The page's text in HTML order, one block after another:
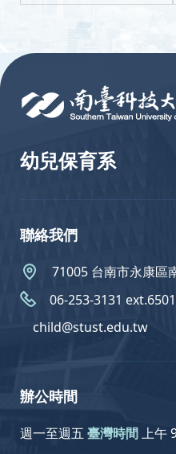
幼兒保育系
聯絡我們
71005 台南市永康區
06-253-3131 ext.6501
child@stust.edu.tw
辦公時間
週一至週五 臺灣時間上午